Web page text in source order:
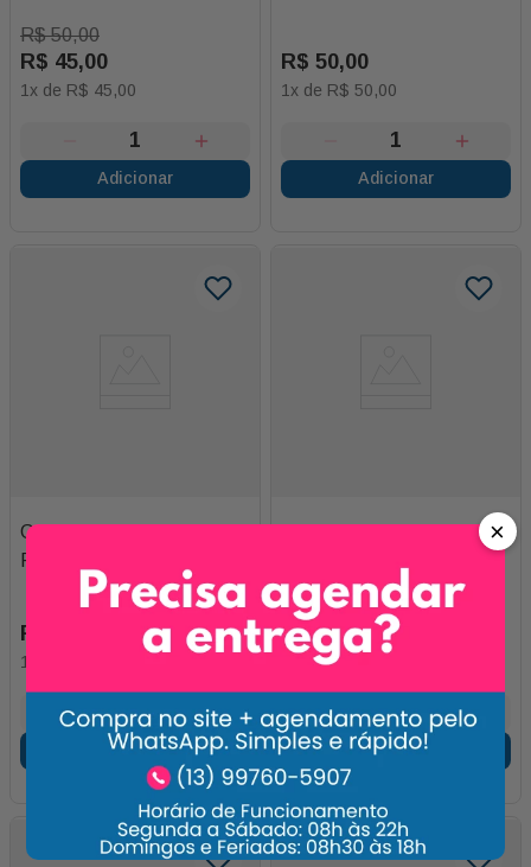
R$ 50,00
R$ 45,00
1x de R$ 45,00
Adicionar
R$ 50,00
1x de R$ 50,00
Adicionar
Garrafa Térmica Vermelha
P
R$
1
Adicionar
R$ 35,00
x deR$
Adicionar
×